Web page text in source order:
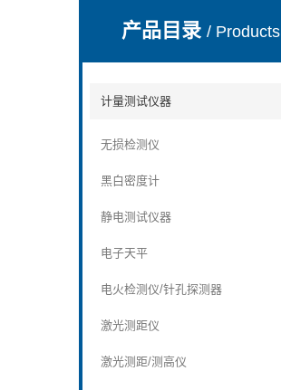
深圳市深博瑞仪器仪表有限公司
产品目录/ Products
计量测试仪器
无损检测仪
黑白密度计
静电测试仪器
电子天平
电火检测仪/针孔探测器
激光测距仪
激光测距/测高仪